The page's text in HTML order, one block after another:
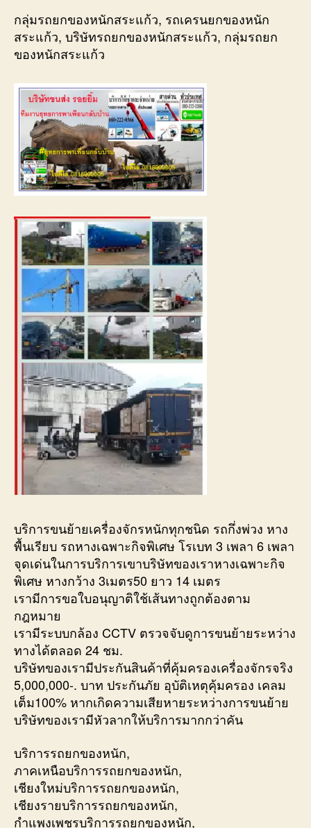
กลุ่มรถยกของหนักสระแก้ว, รถเครนยกของหนัก
สระแก้ว, บริษัทรถยกของหนักสระแก้ว, กลุ่มรถยก
ของหนักสระแก้ว
บริการขนย้ายเครื่องจักรหนักทุกชนิด รถกึ่งพ่วง หาง
พื้นเรียบ รถหางเฉพาะกิจพิเศษ โรเบท 3 เพลา 6 เพลา
จุดเด่นในการบริการเขาบริษัทของเราหางเฉพาะกิจ
พิเศษ หางกว้าง 3เมตร50 ยาว 14 เมตร
เรามีการขอใบอนุญาติใช้เส้นทางถูกต้องตาม
กฎหมาย
เรามีระบบกล้อง CCTV ตรวจจับดูการขนย้ายระหว่าง
ทางได้ตลอด 24 ชม.
บริษัทของเรามีประกันสินค้าที่คุ้มครองเครื่องจักรจริง
5,000,000-. บาท ประกันภัย อุบัติเหตุคุ้มครอง เคลม
เต็ม100% หากเกิดความเสียหายระหว่างการขนย้าย
บริษัทของเรามีหัวลากให้บริการมากกว่าคัน
บริการรถยกของหนัก,
ภาคเหนือบริการรถยกของหนัก,
เชียงใหม่บริการรถยกของหนัก,
เชียงรายบริการรถยกของหนัก,
กำแพงเพชรบริการรถยกของหนัก,